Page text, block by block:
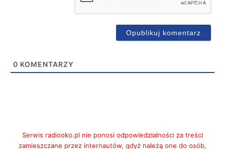
0 KOMENTARZY
Serwis radiooko.pl nie ponosi odpowiedzialności za treści
zamieszczane przez internautów, gdyż należą one do osób,